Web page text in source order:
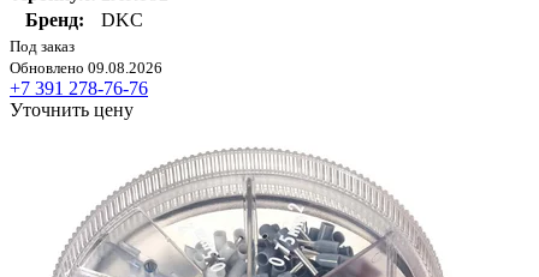
Бренд:
DKC
Под заказ
Обновлено 09.08.2026
+7 391 278-76-76
Уточнить цену